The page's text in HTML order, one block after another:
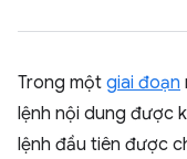
Trong một giai đoạn
lệnh nội dung được
lệnh đầu tiên được